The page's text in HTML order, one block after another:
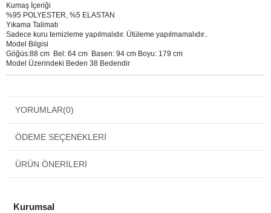
Kumaş İçeriği
%95 POLYESTER, %5 ELASTAN
Yıkama Talimatı
Sadece kuru temizleme yapılmalıdır. Ütüleme yapılmamalıdır..
Model Bilgisi
Göğüs:88 cm Bel: 64 cm Basen: 94 cm Boyu: 179 cm
Model Üzerindeki Beden 38 Bedendir
YORUMLAR(0)
ÖDEME SEÇENEKLERI
ÜRÜN ÖNERILERI
Kurumsal